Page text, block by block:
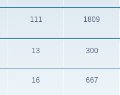
111 1809
13 300
16 667